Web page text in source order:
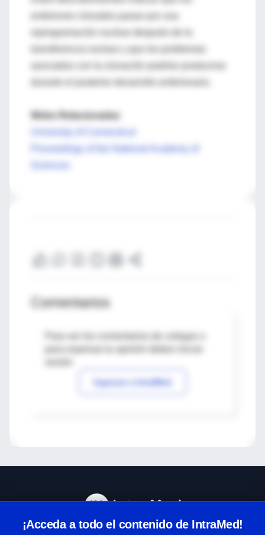
reprogramación nuclear después de la
Webs Relacionadas
Proceedings of the National Academy of
Comentarios
Para ver los comentarios de colegas o
Ingresar a IntraMed
¡Acceda a todo el contenido de IntraMed!